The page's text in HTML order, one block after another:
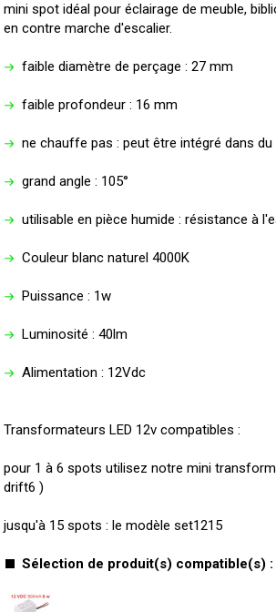
mini spot idéal pour éclairage de meuble,
en contre marche d'escalier.
faible diamètre de perçage : 27 mm
faible profondeur : 16 mm
ne chauffe pas : peut être intégré dans du
grand angle : 105°
utilisable en pièce humide : résistance à
Couleur blanc naturel 4000K
Puissance : 1w
Luminosité : 40lm
Alimentation : 12Vdc
Transformateurs LED 12v compatibles :
pour 1 à 6 spots utilisez notre mini
drift6 )
jusqu'à 15 spots : le modèle set1215
Sélection de produit(s) compatible(s) :